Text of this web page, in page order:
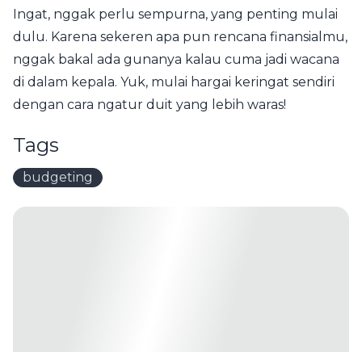
Ingat, nggak perlu sempurna, yang penting mulai
dulu. Karena sekeren apa pun rencana finansialmu,
nggak bakal ada gunanya kalau cuma jadi wacana
di dalam kepala. Yuk, mulai hargai keringat sendiri
dengan cara ngatur duit yang lebih waras!
Tags
budgeting